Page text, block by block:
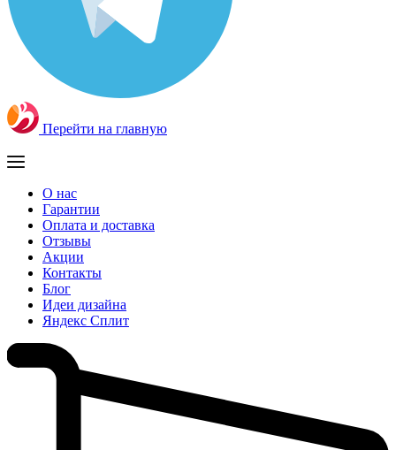
Перейти на главную
О нас
Гарантии
Оплата и доставка
Отзывы
Акции
Контакты
Блог
Идеи дизайна
Яндекс Сплит